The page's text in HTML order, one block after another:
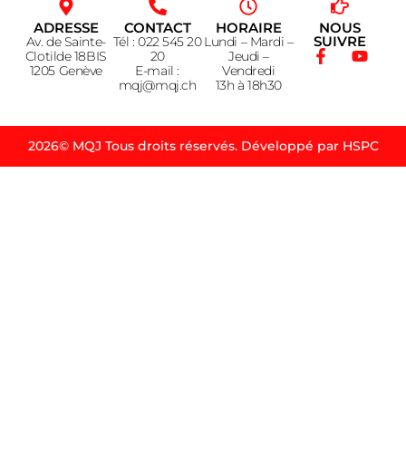
ADRESSE
Av. de Sainte-
Clotilde 18BIS
1205 Genève
CONTACT
Tél : 022 545 20
20
E-mail :
mqj@mqj.ch
HORAIRE
Lundi – Mardi –
Jeudi –
Vendredi
13h à 18h30
NOUS
SUIVRE
2026© MQJ Tous droits réservés. Développé par HSPC